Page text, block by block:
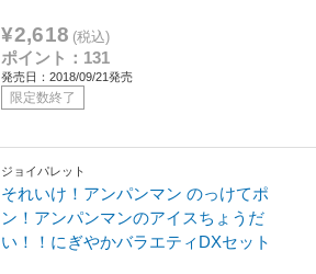
¥2,618 (税込)
ポイント：131
発売日：2018/09/21発売
限定数終了
ジョイパレット
それいけ！アンパンマン のっけてポ
ン！アンパンマンのアイスちょうだ
い！！にぎやかバラエティDXセット